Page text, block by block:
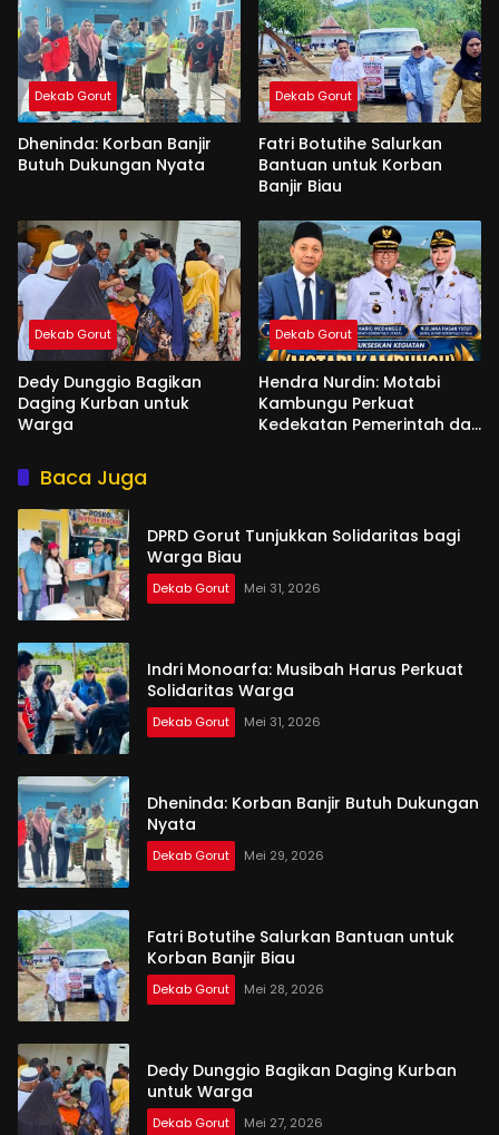
Dekab Gorut
Dheninda: Korban Banjir
Butuh Dukungan Nyata
Dekab Gorut
Fatri Botutihe Salurkan
Bantuan untuk Korban
Banjir Biau
Dekab Gorut
Dedy Dunggio Bagikan
Daging Kurban untuk
Warga
Dekab Gorut
Hendra Nurdin: Motabi
Kambungu Perkuat
Kedekatan Pemerintah dan
Baca Juga
DPRD Gorut Tunjukkan Solidaritas bagi
Warga Biau
Dekab Gorut Mei 31, 2026
Indri Monoarfa: Musibah Harus Perkuat
Solidaritas Warga
Dekab Gorut Mei 31, 2026
Dheninda: Korban Banjir Butuh Dukungan
Nyata
Dekab Gorut Mei 29, 2026
Fatri Botutihe Salurkan Bantuan untuk
Korban Banjir Biau
Dekab Gorut Mei 28, 2026
Dedy Dunggio Bagikan Daging Kurban
untuk Warga
Dekab Gorut Mei 27, 2026